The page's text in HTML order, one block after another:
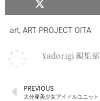
art, ART PROJECT OITA
Yadorigi 編集部
PREVIOUS